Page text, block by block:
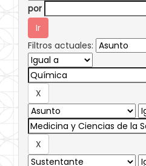
por
Filtros actuales: